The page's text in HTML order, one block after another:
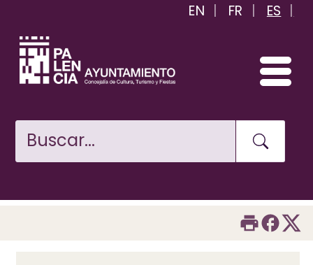
EN FR ES